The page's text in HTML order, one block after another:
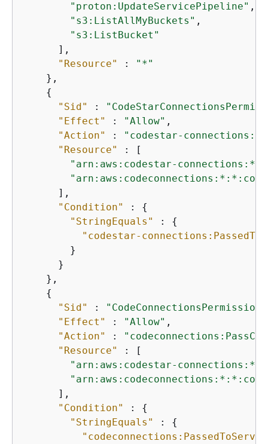
"proton:UpdateServicePipeline" ,
"s3:ListAllMyBuckets" ,
"s3:ListBucket"
      ],
"Resource"
:
"*"
    },
{
"Sid"
:
"Effect"
: "Allow" ,
"Action"
:
"codestar-
"Resource"
: [
"arn:aws:codestar-
      ],
"Condition"
: {
"StringEquals"
: {
"codestar-
        }
      }
    },
{
"Sid"
:
"Effect"
: "Allow" ,
"Action"
:
"Resource"
: [
"arn:aws:codestar-
      ],
"Condition"
: {
"StringEquals"
: {